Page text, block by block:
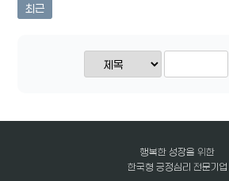
최근
행복한 성장을 위한
한국형 긍정심리 전문기업